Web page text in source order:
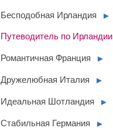
Бесподобная Ирландия ►
Путеводитель по Ирландии
Романтичная Франция ►
Дружелюбная Италия ►
Идеальная Шотландия ►
Стабильная Германия ►